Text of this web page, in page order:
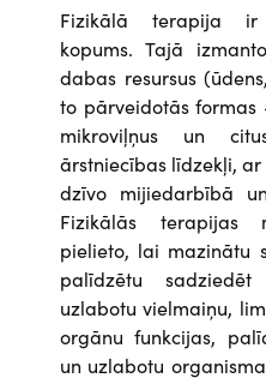
Fizikālā terapija ir
kopums. Tajā
dabas resursus
to pārveidotās
mikroviļņus un
ārstniecības līdzekļi,
dzīvo mijiedarbībā
Fizikālās terapijas
pielieto, lai mazinātu
palīdzētu
uzlabotu vielmaiņu,
orgānu funkcijas,
un uzlabotu